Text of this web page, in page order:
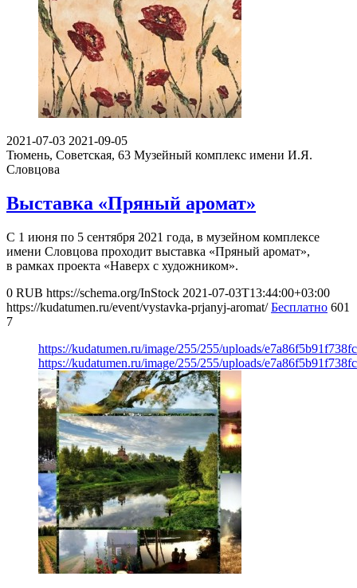
2021-07-03 2021-09-05
Тюмень, Советская, 63 Музейный комплекс имени И.Я.
Словцова
Выставка «Пряный аромат»
С 1 июня по 5 сентября 2021 года, в музейном комплексе
имени Словцова проходит выставка «Пряный аромат»,
в рамках проекта «Наверх с художником».
0 RUB https://schema.org/InStock 2021-07-03T13:44:00+03:00
https://kudatumen.ru/event/vystavka-prjanyj-aromat/ Бесплатно 601
7
https://kudatumen.ru/image/255/255/uploads/
https://kudatumen.ru/image/255/255/uploads/